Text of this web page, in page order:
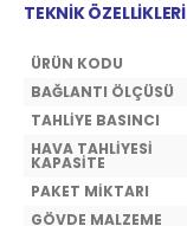
TEKNİK ÖZELLİKLERİ
ÜRÜN KODU
BAĞLANTI ÖLÇÜSÜ
TAHLİYE BASINCI
HAVA TAHLİYESİ
KAPASİTE
PAKET MİKTARI
GÖVDE MALZEME